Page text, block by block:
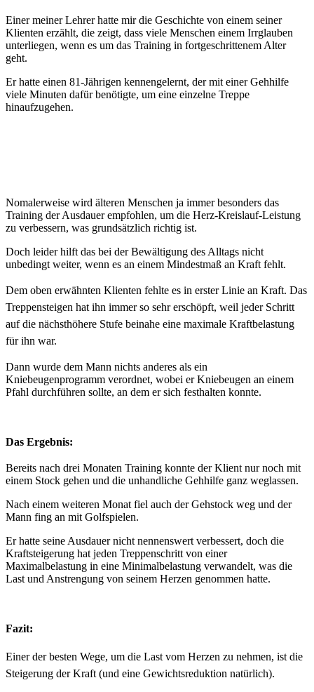
Einer meiner Lehrer hatte mir die Geschichte von einem seiner
Klienten erzählt, die zeigt, dass viele Menschen einem Irrglauben
unterliegen, wenn es um das Training in fortgeschrittenem Alter
geht.
Er hatte einen 81-Jährigen kennengelernt, der mit einer Gehhilfe
viele Minuten dafür benötigte, um eine einzelne Treppe
hinaufzugehen.
Nomalerweise wird älteren Menschen ja immer besonders das
Training der Ausdauer empfohlen, um die Herz-Kreislauf-Leistung
zu verbessern, was grundsätzlich richtig ist.
Doch leider hilft das bei der Bewältigung des Alltags nicht
unbedingt weiter, wenn es an einem Mindestmaß an Kraft fehlt.
Dem oben erwähnten Klienten fehlte es in erster Linie an Kraft. Das
Treppensteigen hat ihn immer so sehr erschöpft, weil jeder Schritt
auf die nächsthöhere Stufe beinahe eine maximale Kraftbelastung
für ihn war.
Dann wurde dem Mann nichts anderes als ein
Kniebeugenprogramm verordnet, wobei er Kniebeugen an einem
Pfahl durchführen sollte, an dem er sich festhalten konnte.
Das Ergebnis:
Bereits nach drei Monaten Training konnte der Klient nur noch mit
einem Stock gehen und die unhandliche Gehhilfe ganz weglassen.
Nach einem weiteren Monat fiel auch der Gehstock weg und der
Mann fing an mit Golfspielen.
Er hatte seine Ausdauer nicht nennenswert verbessert, doch die
Kraftsteigerung hat jeden Treppenschritt von einer
Maximalbelastung in eine Minimalbelastung verwandelt, was die
Last und Anstrengung von seinem Herzen genommen hatte.
Fazit:
Einer der besten Wege, um die Last vom Herzen zu nehmen, ist die
Steigerung der Kraft (und eine Gewichtsreduktion natürlich).